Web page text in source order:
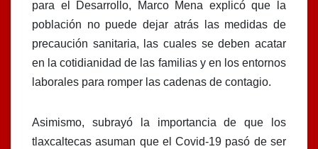
para el Desarrollo, Marco Mena explicó que la
población no puede dejar atrás las medidas de
precaución sanitaria, las cuales se deben acatar
en la cotidianidad de las familias y en los entornos
laborales para romper las cadenas de contagio.
Asimismo, subrayó la importancia de que los
tlaxcaltecas asuman que el Covid-19 pasó de ser